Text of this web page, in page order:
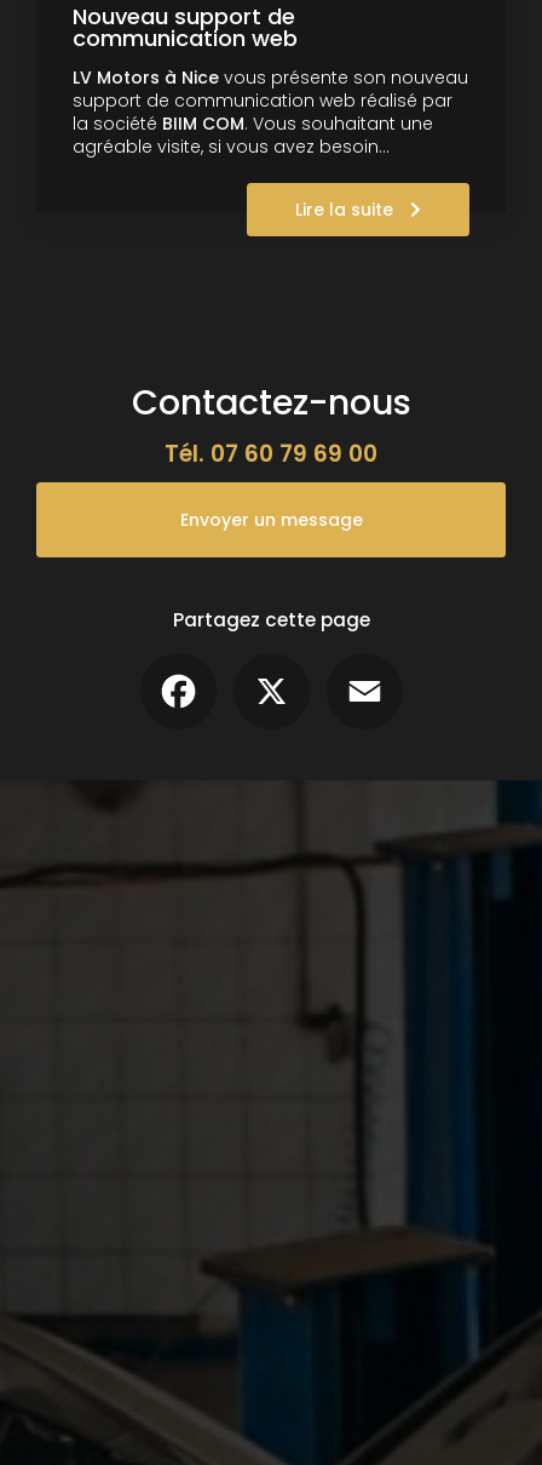
Nouveau support de
communication web
LV Motors à Nice vous présente son nouveau
support de communication web réalisé par
la société BIIM COM. Vous souhaitant une
agréable visite, si vous avez besoin…
Lire la suite
Contactez-nous
Tél. 07 60 79 69 00
Envoyer un message
Partagez cette page